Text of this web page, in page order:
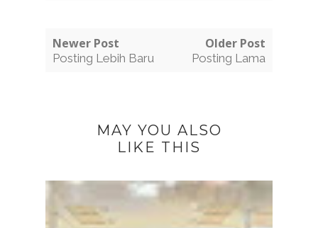
Newer Post
Posting Lebih Baru
Older Post
Posting Lama
MAY YOU ALSO
LIKE THIS